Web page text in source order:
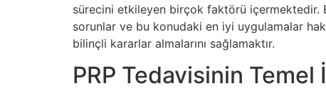
sürecini etkileyen birçok faktörü içermektedir.
sorunlar ve bu konudaki en iyi uygulamalar
bilinçli kararlar almalarını sağlamaktır.
PRP Tedavisinin Temel